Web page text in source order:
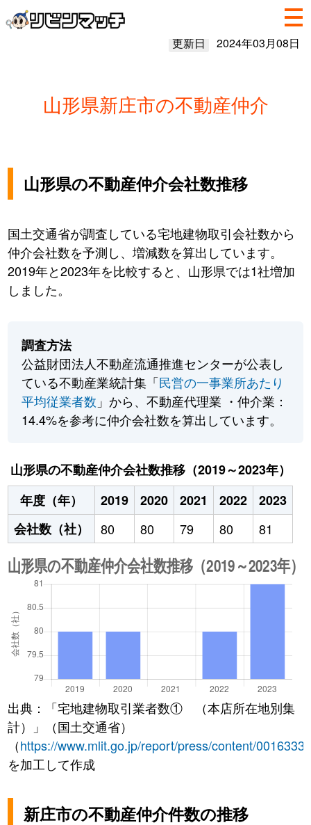
更新日 2024年03月08日
山形県新庄市の不動産仲介
山形県の不動産仲介会社数推移
国土交通省が調査している宅地建物取引会社数から
仲介会社数を予測し、増減数を算出しています。
2019年と2023年を比較すると、山形県では1社増加
しました。
調査方法
公益財団法人不動産流通推進センターが公表し
ている不動産業統計集「民営の一事業所あたり
平均従業者数 」から、不動産代理業 ・仲介業：
14.4%を参考に仲介会社数を算出しています。
山形県の不動産仲介会社数推移（2019～2023年）
年度（年）
2019 2020 2021 2022
2023
会社数（社）
80 80 79 80 81
出典：「宅地建物取引業者数① （本店所在地別集
計）」（国土交通省）
（https://www.mlit.go.jp/report/press/content/
を加工して作成
新庄市の不動産仲介件数の推移